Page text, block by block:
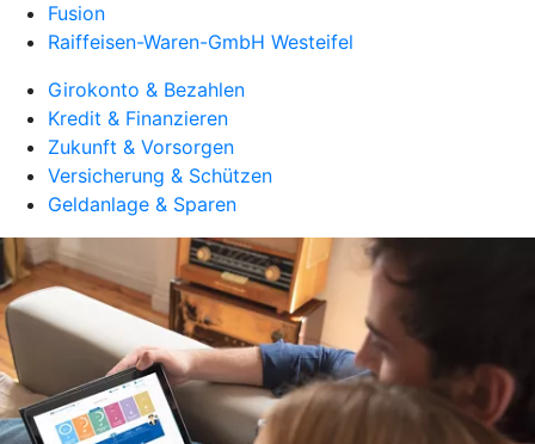
Fusion
Raiffeisen-Waren-GmbH Westeifel
Girokonto & Bezahlen
Kredit & Finanzieren
Zukunft & Vorsorgen
Versicherung & Schützen
Geldanlage & Sparen